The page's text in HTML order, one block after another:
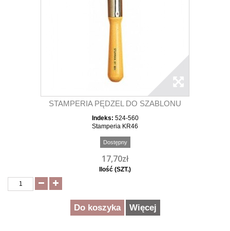
STAMPERIA PĘDZEL DO SZABLONU
Indeks: 524-560
Stamperia KR46
Dostępny
17,70zł
Ilość (SZT.)
Do koszyka Więcej